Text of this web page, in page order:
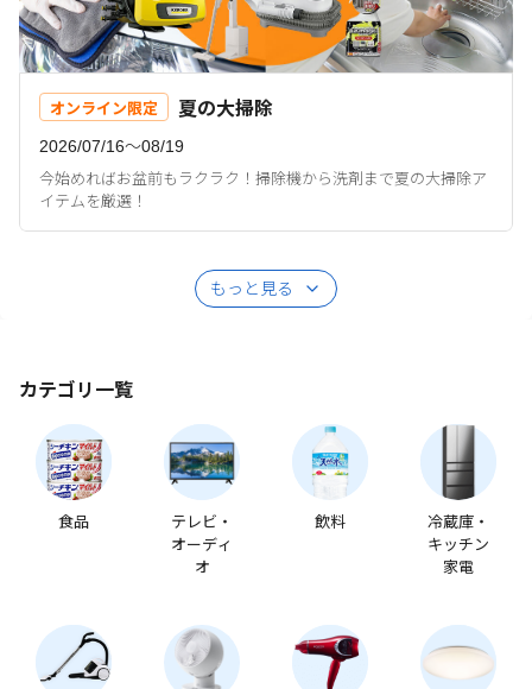
オンライン限定 夏の大掃除
2026/07/16〜08/19
今始めればお盆前もラクラク！掃除機から洗剤まで夏の大掃除ア
イテムを厳選！
もっと見る
カテゴリ一覧
食品
テレビ・
オーディ
オ
飲料
冷蔵庫・
キッチン
家電